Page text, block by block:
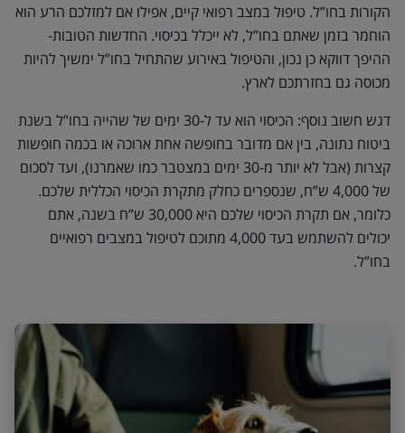
הקורות בחו”ל. טיפול במצב רפואי קיים, אפילו אם למזלכם הרע הוא
הוחמר בזמן שאתם בחו”ל, לא ייכלל בכיסוי. החדשות הטובות-
ההיפך דווקא כן נכון, והטיפול באירוע שהתחיל בחו”ל ימשיך להיות
מכוסה גם בחזרתכם לארץ.
דגש חשוב נוסף: הכיסוי הוא עד ל-30 ימים של שהייה בחו”ל בשנת
ביטוח נתונה, בין אם מדובר בחופשה אחת ארוכה או בכמה חופשות
קצרות (אבל לא יותר מ-30 ימים במצטבר כמו שאמרנו), ועד לסכום
של 4,000 ש”ח, שנספרים כחלק מתקרת הכיסוי הכללית שלכם.
כלומר, אם תקרת הכיסוי שלכם היא 30,000 ש”ח בשנה, אתם
יכולים להשתמש בעד 4,000 מתוכם לטיפול במצבים רפואיים
בחו”ל.